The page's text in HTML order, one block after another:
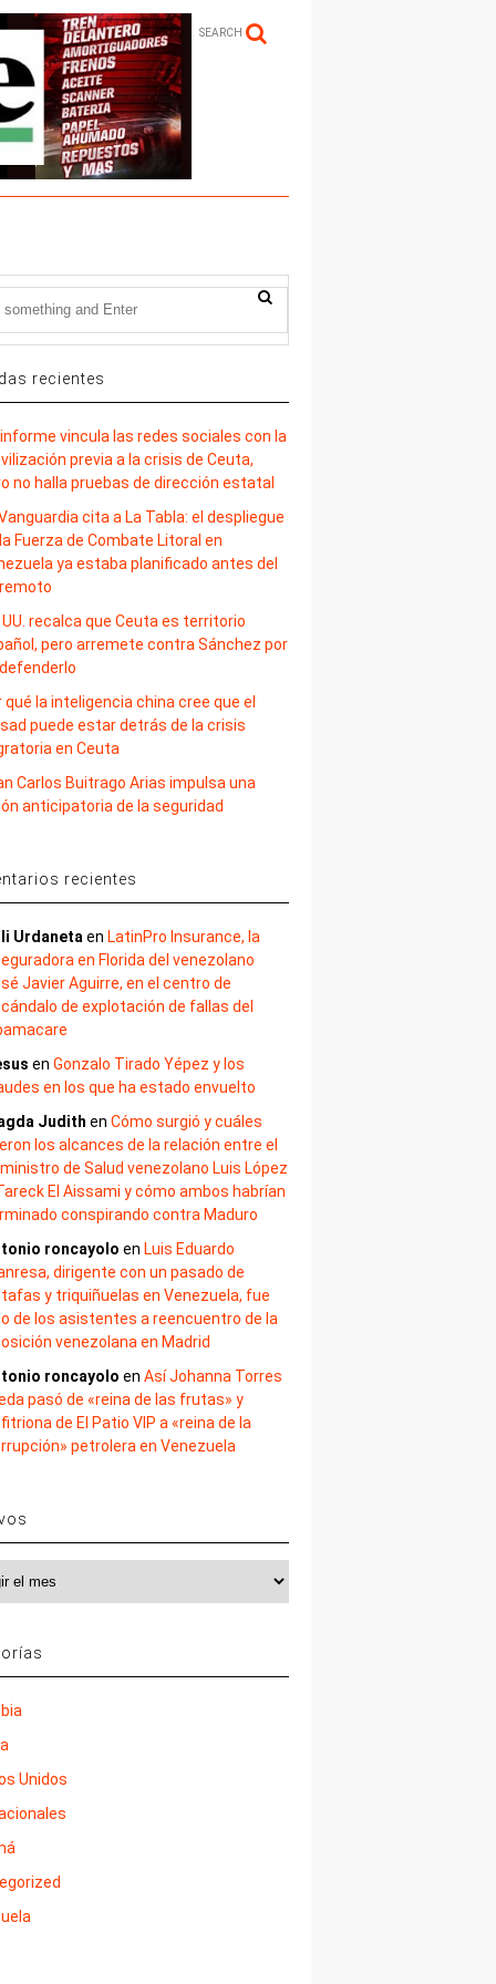
SEARCH
recientes
vincula las redes sociales con la
previa a la crisis de Ceuta,
no halla pruebas de dirección estatal
cita a La Tabla: el despliegue
Fuerza de Combate Litoral en
ya estaba planificado antes del
UU. recalca que Ceuta es territorio
pero arremete contra Sánchez por
qué la inteligencia china cree que el
puede estar detrás de la crisis
en Ceuta
Carlos Buitrago Arias impulsa una
anticipatoria de la seguridad
recientes
Urdaneta en LatinPro Insurance, la
en Florida del venezolano
Javier Aguirre, en el centro de
de explotación de fallas del
enGonzalo Tirado Yépez y los
en los que ha estado envuelto
Judith enCómo surgió y cuáles
los alcances de la relación entre el
de Salud venezolano Luis López
El Aissami y cómo ambos habrían
conspirando contra Maduro
roncayolo en Luis Eduardo
dirigente con un pasado de
y triquiñuelas en Venezuela, fue
de los asistentes a reencuentro de la
venezolana en Madrid
roncayolo enAsí Johanna Torres
pasó de «reina de las frutas» y
de El Patio VIP a «reina de la
petrolera en Venezuela
Unidos